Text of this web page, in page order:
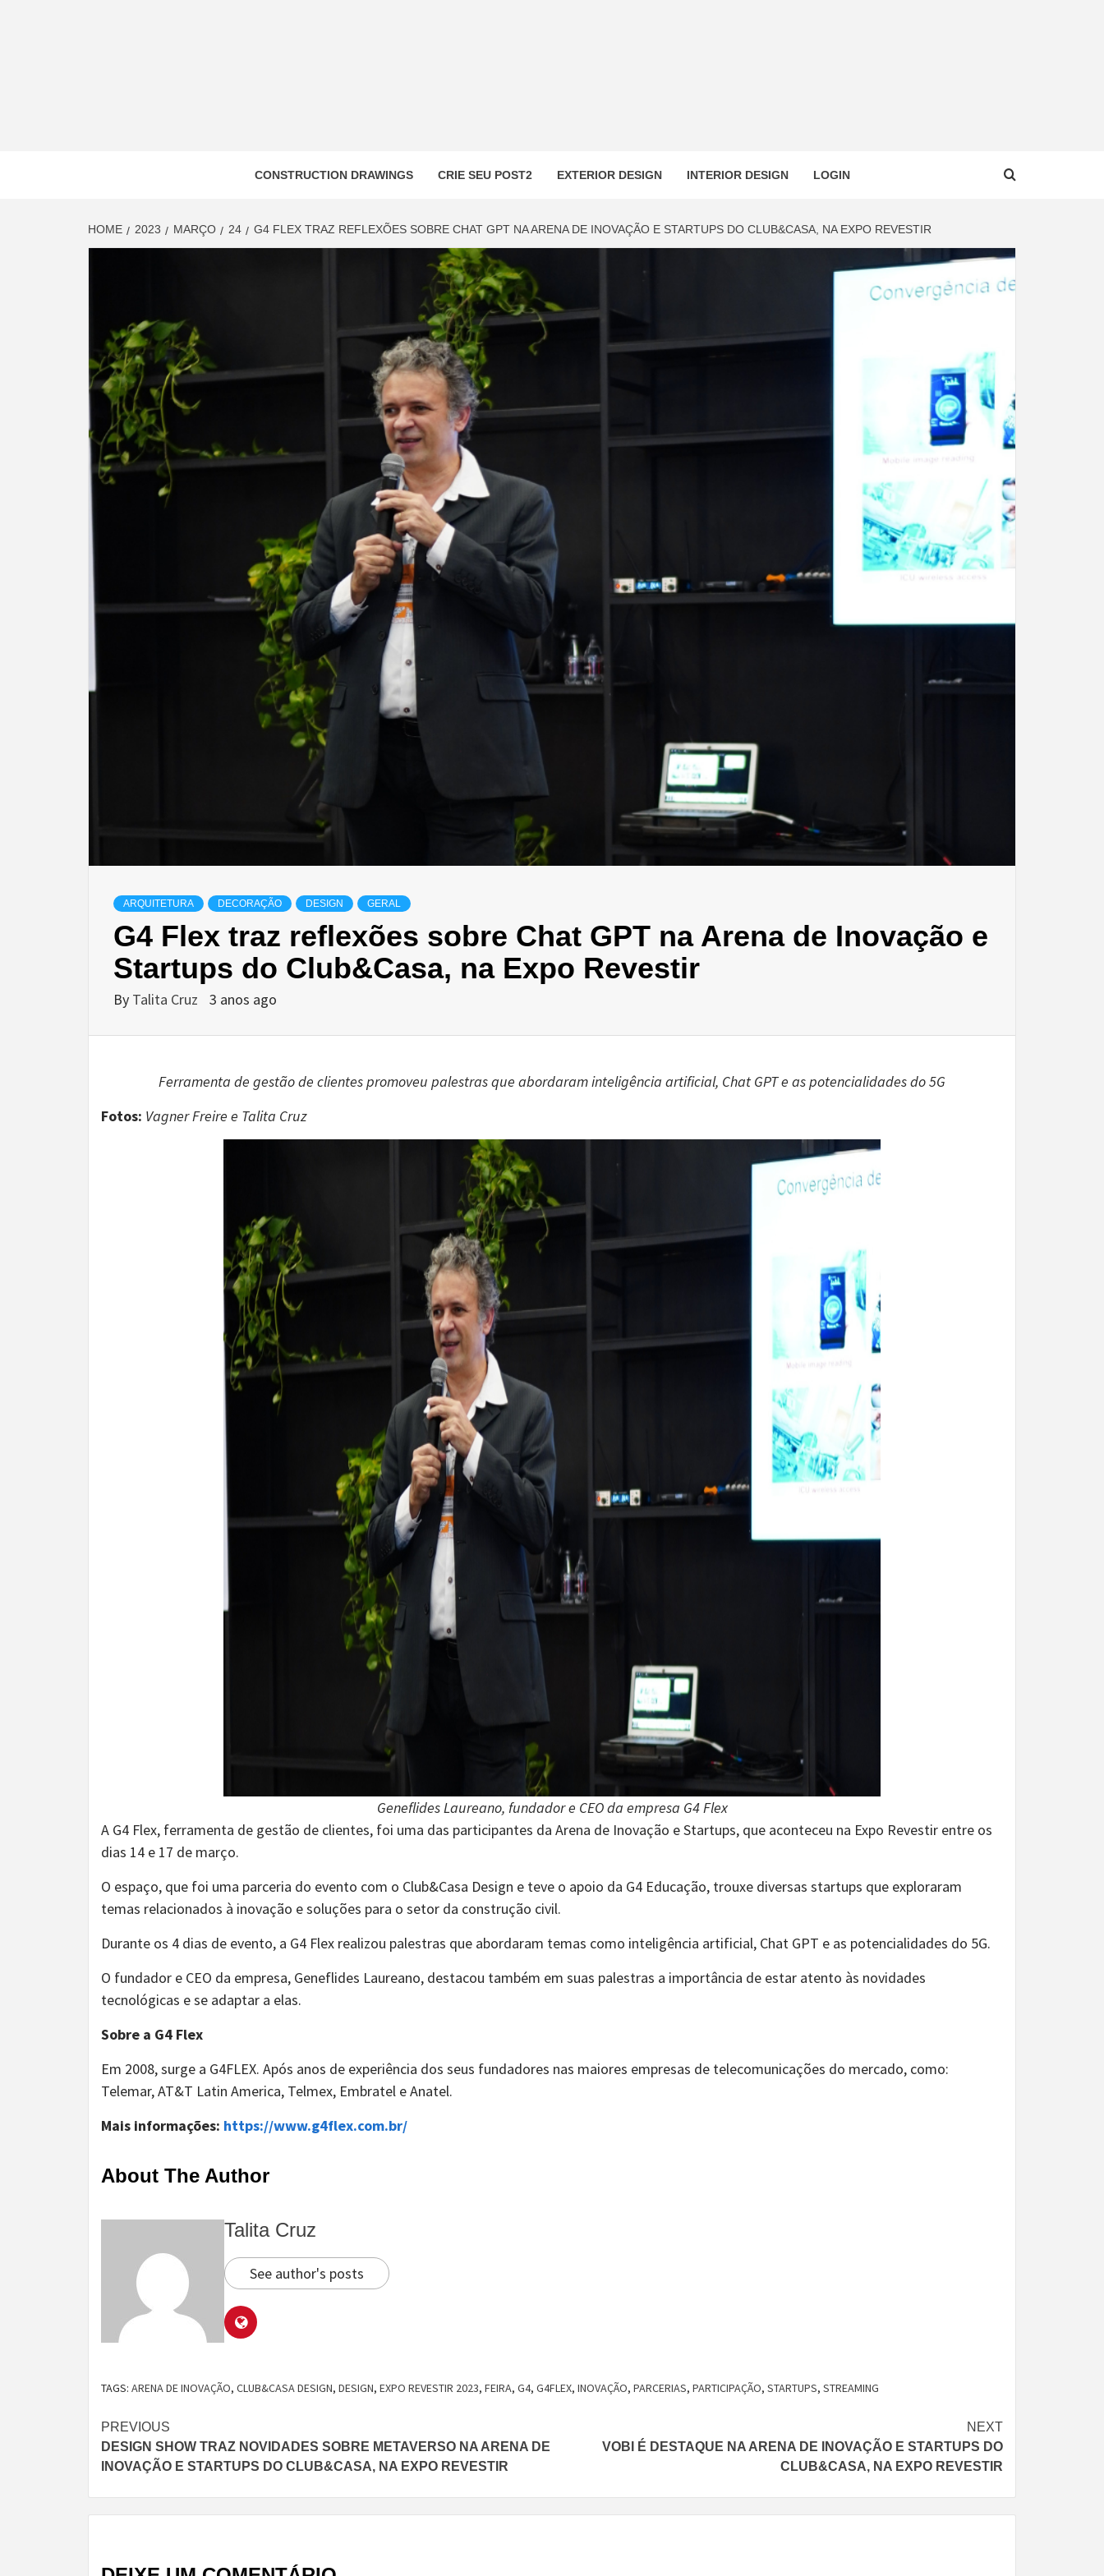
CONSTRUCTION DRAWINGS CRIE SEU POST2 EXTERIOR DESIGN INTERIOR DESIGN LOGIN
HOME 2023 MARÇO 24 G4 FLEX TRAZ REFLEXÕES SOBRE CHAT GPT NA ARENA DE INOVAÇÃO E STARTUPS DO CLUB&CASA, NA EXPO REVESTIR
ARQUITETURA DECORAÇÃO DESIGN GERAL
G4 Flex traz reflexões sobre Chat GPT na Arena de Inovação e
Startups do Club&Casa, na Expo Revestir
By Talita Cruz 3 anos ago
Ferramenta de gestão de clientes promoveu palestras que abordaram inteligência artificial, Chat GPT e as potencialidades do 5G
Fotos: Vagner Freire e Talita Cruz
Geneflides Laureano, fundador e CEO da empresa G4 Flex
A G4 Flex, ferramenta de gestão de clientes, foi uma das participantes da Arena de Inovação e Startups, que aconteceu na Expo Revestir entre os
dias 14 e 17 de março.
O espaço, que foi uma parceria do evento com o Club&Casa Design e teve o apoio da G4 Educação, trouxe diversas startups que exploraram
temas relacionados à inovação e soluções para o setor da construção civil.
Durante os 4 dias de evento, a G4 Flex realizou palestras que abordaram temas como inteligência artificial, Chat GPT e as potencialidades do 5G.
O fundador e CEO da empresa, Geneflides Laureano, destacou também em suas palestras a importância de estar atento às novidades
tecnológicas e se adaptar a elas.
Sobre a G4 Flex
Em 2008, surge a G4FLEX. Após anos de experiência dos seus fundadores nas maiores empresas de telecomunicações do mercado, como:
Telemar, AT&T Latin America, Telmex, Embratel e Anatel.
Mais informações: https://www.g4flex.com.br/
About The Author
Talita Cruz
See author's posts
TAGS: ARENA DE INOVAÇÃO, CLUB&CASA DESIGN, DESIGN, EXPO REVESTIR 2023, FEIRA, G4, G4FLEX, INOVAÇÃO, PARCERIAS, PARTICIPAÇÃO, STARTUPS, STREAMING
Continue
Reading
PREVIOUS
DESIGN SHOW TRAZ NOVIDADES SOBRE METAVERSO NA ARENA DE
INOVAÇÃO E STARTUPS DO CLUB&CASA, NA EXPO REVESTIR
NEXT
VOBI É DESTAQUE NA ARENA DE INOVAÇÃO E STARTUPS DO
CLUB&CASA, NA EXPO REVESTIR